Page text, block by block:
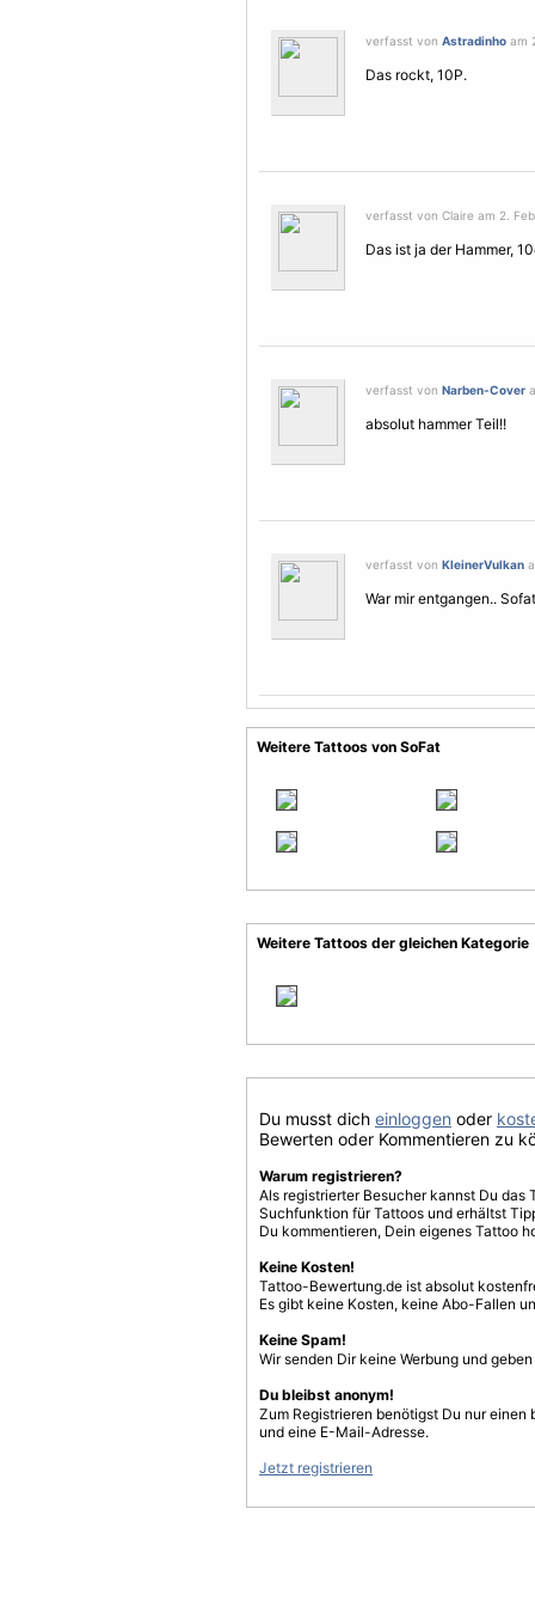
verfasst von Astradinho am
Das rockt, 10P.
verfasst von Claire am 2.
Das ist ja der Hammer,
verfasst von Narben-Cover
absolut hammer Teil!!
verfasst von KleinerVulkan
War mir entgangen..
Weitere Tattoos von SoFat
Weitere Tattoos der gleichen Kategorie
Du musst dich einloggen oder
Bewerten oder Kommentieren zu
Warum registrieren?
Als registrierter Besucher kannst Du
Suchfunktion für Tattoos und erhältst
Du kommentieren, Dein eigenes Tattoo
Keine Kosten!
Tattoo-Bewertung.de ist absolut
Es gibt keine Kosten, keine Abo-Fallen
Keine Spam!
Wir senden Dir keine Werbung und
Du bleibst anonym!
Zum Registrieren benötigst Du nur einen
und eine E-Mail-Adresse.
Jetzt registrieren